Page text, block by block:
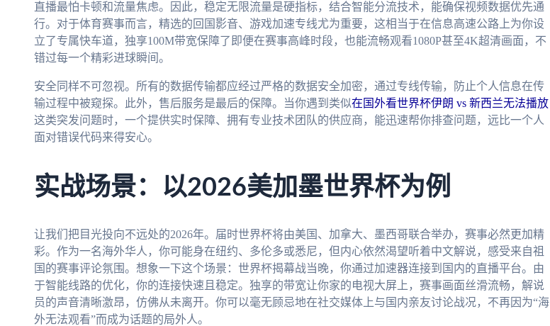
直播最怕卡顿和流量焦虑。因此，稳定无限流量是硬指标，结合智能分流技术，能确保视频数据优先通
行。对于体育赛事而言，精选的回国影音、游戏加速专线尤为重要，这相当于在信息高速公路上为你设
立了专属快车道，独享100M带宽保障了即便在赛事高峰时段，也能流畅观看1080P甚至4K超清画面，不
错过每一个精彩进球瞬间。
安全同样不可忽视。所有的数据传输都应经过严格的数据安全加密，通过专线传输，防止个人信息在传
输过程中被窥探。此外，售后服务是最后的保障。当你遇到类似在国外看世界杯伊朗 vs 新西兰无法播放
这类突发问题时，一个提供实时保障、拥有专业技术团队的供应商，能迅速帮你排查问题，远比一个人
面对错误代码来得安心。
实战场景：以2026美加墨世界杯为例
让我们把目光投向不远处的2026年。届时世界杯将由美国、加拿大、墨西哥联合举办，赛事必然更加精
彩。作为一名海外华人，你可能身在纽约、多伦多或悉尼，但内心依然渴望听着中文解说，感受来自祖
国的赛事评论氛围。想象一下这个场景：世界杯揭幕战当晚，你通过加速器连接到国内的直播平台。由
于智能线路的优化，你的连接快速且稳定。独享的带宽让你家的电视大屏上，赛事画面丝滑流畅，解说
员的声音清晰激昂，仿佛从未离开。你可以毫无顾忌地在社交媒体上与国内亲友讨论战况，不再因为“海
外无法观看”而成为话题的局外人。